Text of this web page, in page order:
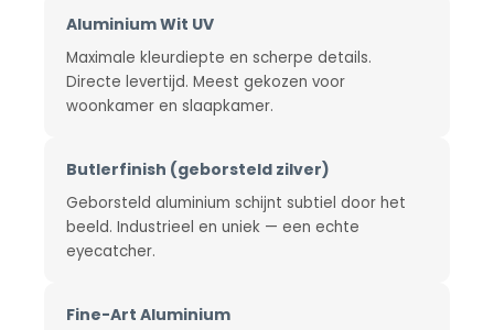
Aluminium Wit UV
Maximale kleurdiepte en scherpe details.
Directe levertijd. Meest gekozen voor
woonkamer en slaapkamer.
Butlerfinish (geborsteld zilver)
Geborsteld aluminium schijnt subtiel door het
beeld. Industrieel en uniek — een echte
eyecatcher.
Fine-Art Aluminium